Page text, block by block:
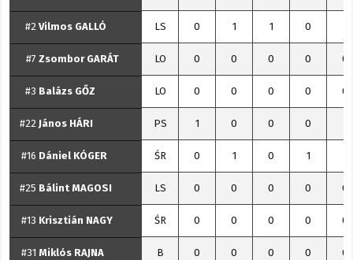
#2 Vilmos GALLÓ LS 0 1 1 0
#7 Zsombor GARÁT LO 0 0 0 0 0
#3 Balázs GŐZ LO 0 0 0 0 0
#22 János HÁRI PS 1 0 0 0
#16 Dániel KÓGER ŚR 0 1 0 1
#25 Bálint MAGOSI LS 0 0 0 0 0
#13 Krisztián NAGY ŚR 0 0 0 0 0
#31 Miklós RAJNA B 0 0 0 0 0